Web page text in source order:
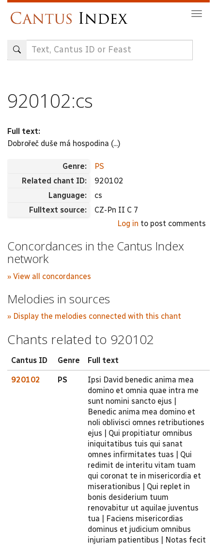
content
920102:cs
Full text:
Dobrořeč duše má hospodina (...)
Genre:
PS
Related chant ID:
920102
Language:
cs
Fulltext source:
CZ-Pn II C 7
Log in to post comments
Concordances in the Cantus Index
network
» View all concordances
Melodies in sources
» Display the melodies connected with this chant
Chants related to 920102
Cantus ID Genre Full text
920102 PS
Ipsi David benedic anima mea
domino et omnia quae intra me
sunt nomini sancto ejus |
Benedic anima mea domino et
noli oblivisci omnes retributiones
ejus | Qui propitiatur omnibus
iniquitatibus tuis qui sanat
omnes infirmitates tuas | Qui
redimit de interitu vitam tuam
qui coronat te in misericordia et
miserationibus | Qui replet in
bonis desiderium tuum
renovabitur ut aquilae juventus
tua | Faciens misericordias
dominus et judicium omnibus
injuriam patientibus | Notas fecit